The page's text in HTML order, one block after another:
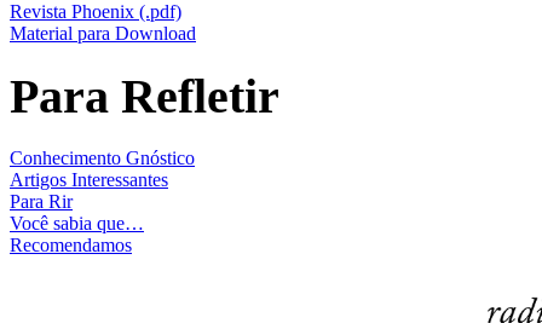
Revista Phoenix (.pdf)
Material para Download
Para Refletir
Conhecimento Gnóstico
Artigos Interessantes
Para Rir
Você sabia que…
Recomendamos